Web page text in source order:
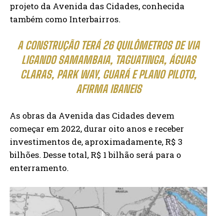
projeto da Avenida das Cidades, conhecida
também como Interbairros.
A CONSTRUÇÃO TERÁ 26 QUILÔMETROS DE VIA
LIGANDO SAMAMBAIA, TAGUATINGA, ÁGUAS
CLARAS, PARK WAY, GUARÁ E PLANO PILOTO,
AFIRMA IBANEIS
As obras da Avenida das Cidades devem
começar em 2022, durar oito anos e receber
investimentos de, aproximadamente, R$ 3
bilhões. Desse total, R$ 1 bilhão será para o
enterramento.